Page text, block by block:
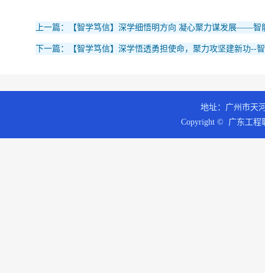
上一篇：【智学笃信】深学细悟明方向 凝心聚力谋发展——
下一篇：【智学笃信】深学悟透勇担使命，聚力攻坚建新功--
地址：广州市天
Copyright © 广东工程